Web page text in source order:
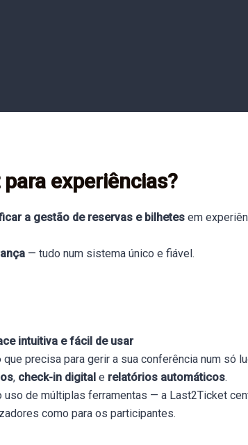
experiências?
a gestão de reservas e bilhetes em
— tudo num sistema único e fiável.
intuitiva e fácil de usar
que precisa para gerir a sua conferência num só
, check-in digital e relatórios automáticos.
uso de múltiplas ferramentas — a Last2Ticket
como para os participantes.